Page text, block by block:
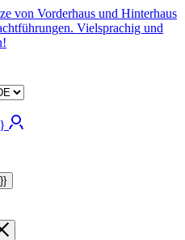
von Vorderhaus und Hinterhaus
Vielsprachig und